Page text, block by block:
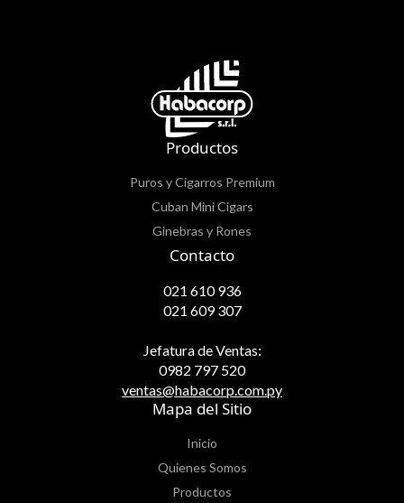
Productos
Puros y Cigarros Premium
Cuban Mini Cigars
Ginebras y Rones
Contacto
021 610 936
021 609 307
Jefatura de Ventas:
0982 797 520
ventas@habacorp.com.py
Mapa del Sitio
Inicio
Quienes Somos
Productos